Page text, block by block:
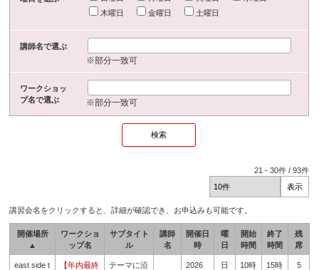
木曜日
金曜日 土曜日
講師名で選ぶ
※部分一致可
ワークショッ
プ名で選ぶ
※部分一致可
21 -30件 /93件
講習会名をクリックすると、詳細が確認でき、お申込みも可能です。
開催場所
▲
ワークショ
ップ名
サブタイト
ル
講師
名
開催日
時
曜
日
開始
時間
終了
時間
残
席
east side t
【年内最終
テーマに沿
2026
日
10時
15時
5